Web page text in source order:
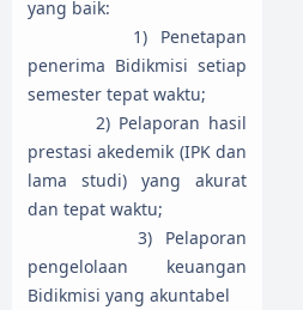
yang baik:
1) Penetapan
penerima Bidikmisi setiap
semester tepat waktu;
2) Pelaporan hasil
prestasi akedemik (IPK dan
lama studi) yang akurat
dan tepat waktu;
3) Pelaporan
pengelolaan keuangan
Bidikmisi yang akuntabel